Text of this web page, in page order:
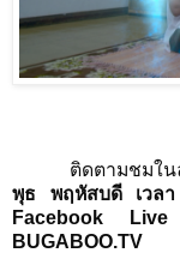
ติดตามชมใน
พุธ พฤหัสบดี เวลา
Facebook
BUGABOO.TV